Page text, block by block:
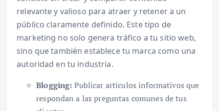
relevante y valioso para atraer y retener a un
público claramente definido. Este tipo de
marketing no solo genera tráfico a tu sitio web,
sino que también establece tu marca como una
autoridad en tu industria.
Blogging: Publicar artículos informativos que
respondan a las preguntas comunes de tus